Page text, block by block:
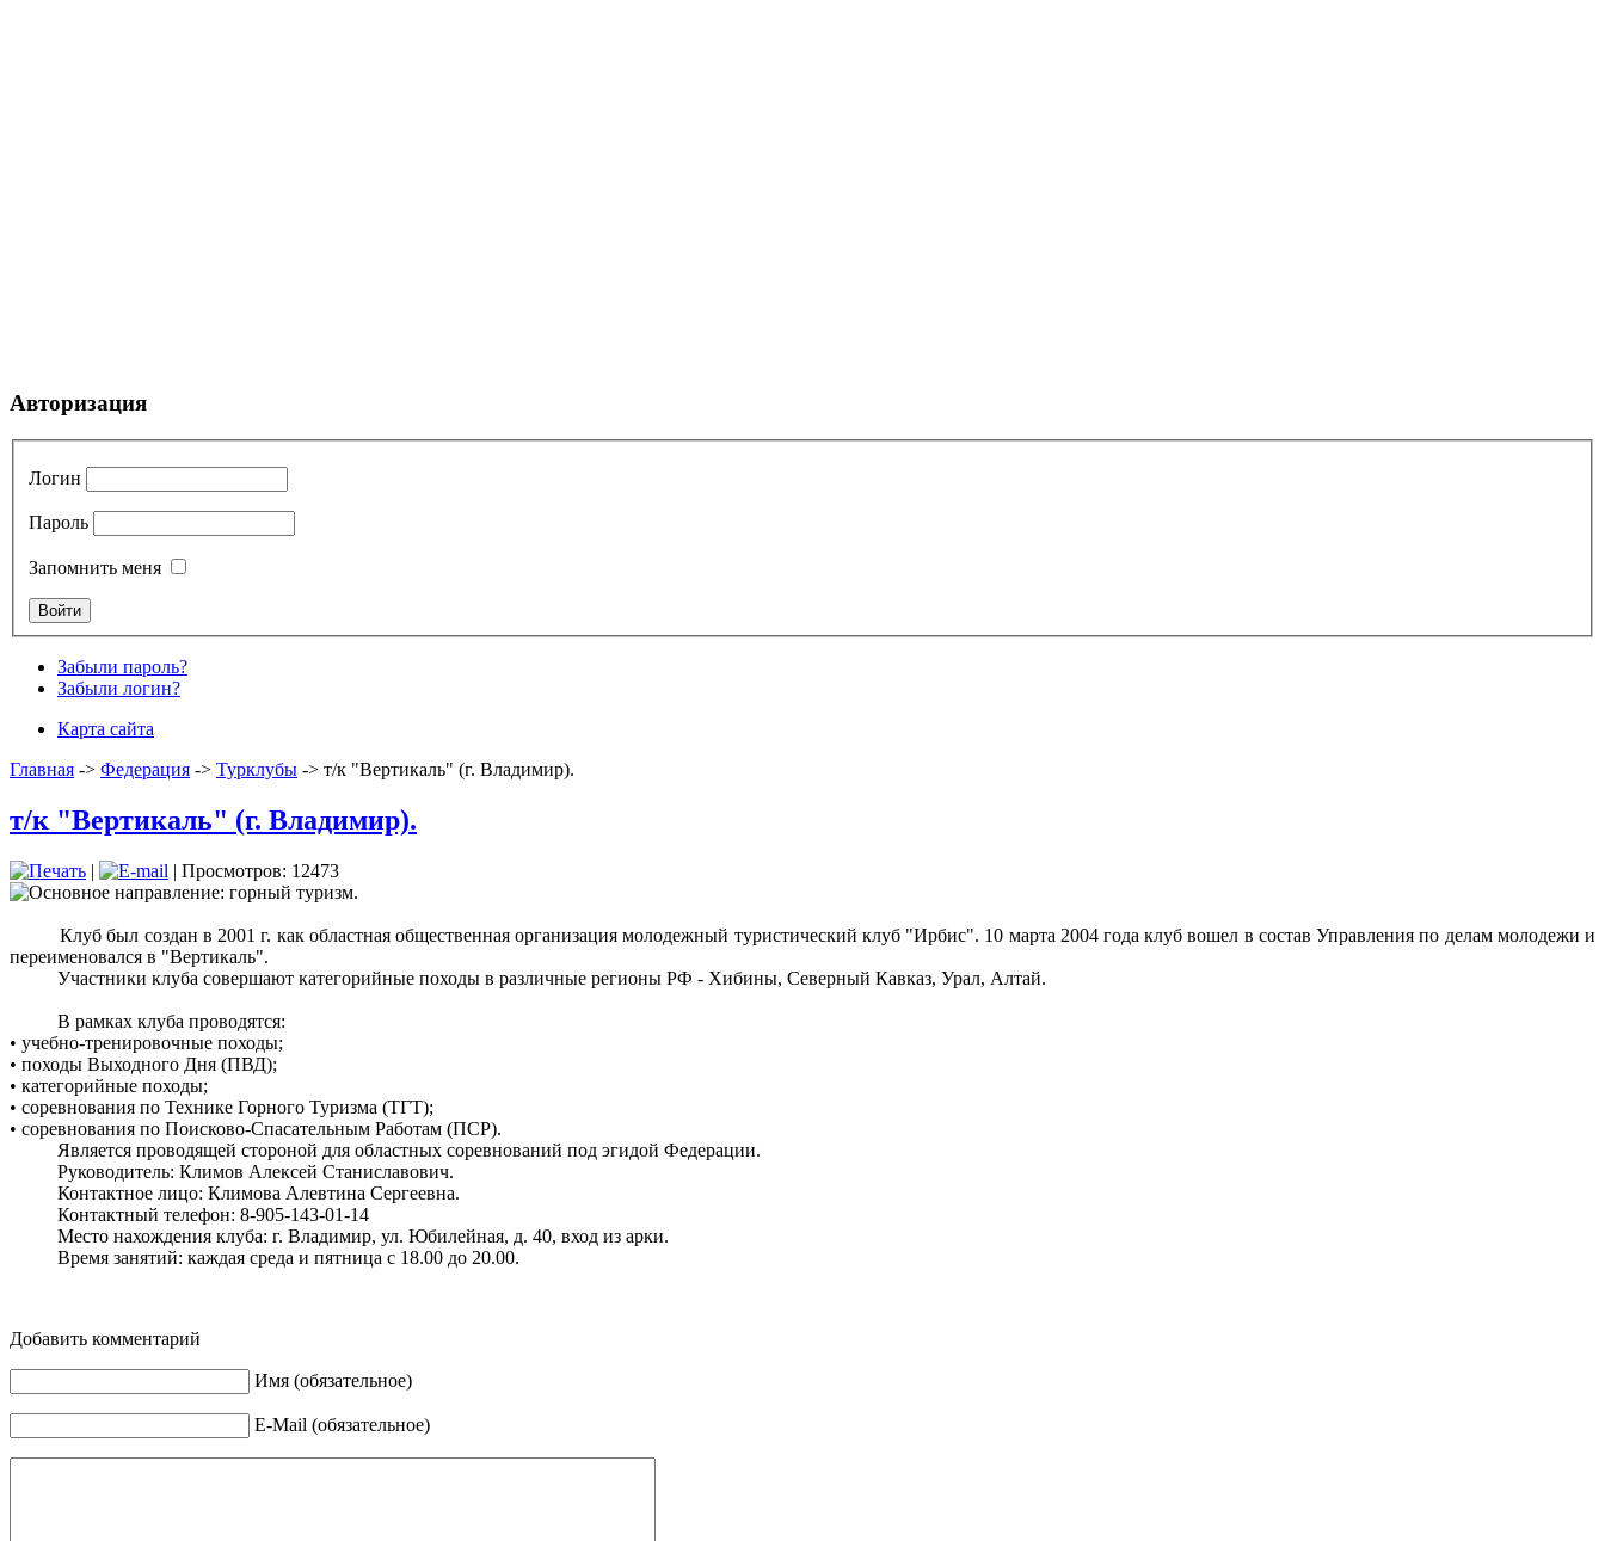
Авторизация
Логин
Пароль
Запомнить меня
Забыли пароль?
Забыли логин?
Карта сайта
Главная -> Федерация -> Турклубы -> т/к "Вертикаль" (г. Владимир).
т/к "Вертикаль" (г. Владимир).
|
| Просмотров: 12473
Основное направление: горный туризм.
Клуб был создан в 2001 г. как областная общественная организация молодежный туристический клуб "Ирбис". 10 марта 2004 года клуб вошел в состав Управления по делам молодежи и
переименовался в "Вертикаль".
Участники клуба совершают категорийные походы в различные регионы РФ - Хибины, Северный Кавказ, Урал, Алтай.
В рамках клуба проводятся:
• учебно-тренировочные походы;
• походы Выходного Дня (ПВД);
• категорийные походы;
• соревнования по Технике Горного Туризма (ТГТ);
• соревнования по Поисково-Спасательным Работам (ПСР).
Является проводящей стороной для областных соревнований под эгидой Федерации.
Руководитель: Климов Алексей Станиславович.
Контактное лицо: Климова Алевтина Сергеевна.
Контактный телефон: 8-905-143-01-14
Место нахождения клуба: г. Владимир, ул. Юбилейная, д. 40, вход из арки.
Время занятий: каждая среда и пятница с 18.00 до 20.00.
Добавить комментарий
Имя (обязательное)
E-Mail (обязательное)